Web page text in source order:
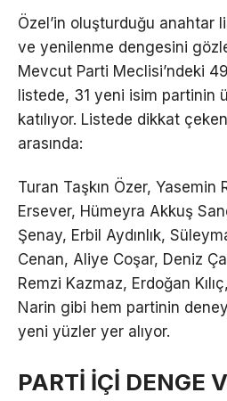
Özel’in oluşturduğu anahtar
ve yenilenme dengesini
Mevcut Parti Meclisi’ndeki
listede, 31 yeni isim partinin
katılıyor. Listede dikkat
arasında:
Turan Taşkın Özer, Yasemin
Ersever, Hümeyra Akkuş
Şenay, Erbil Aydınlık,
Cenan, Aliye Coşar, Deniz
Remzi Kazmaz, Erdoğan
Narin gibi hem partinin
yeni yüzler yer alıyor.
PARTİ İÇİ DENGE